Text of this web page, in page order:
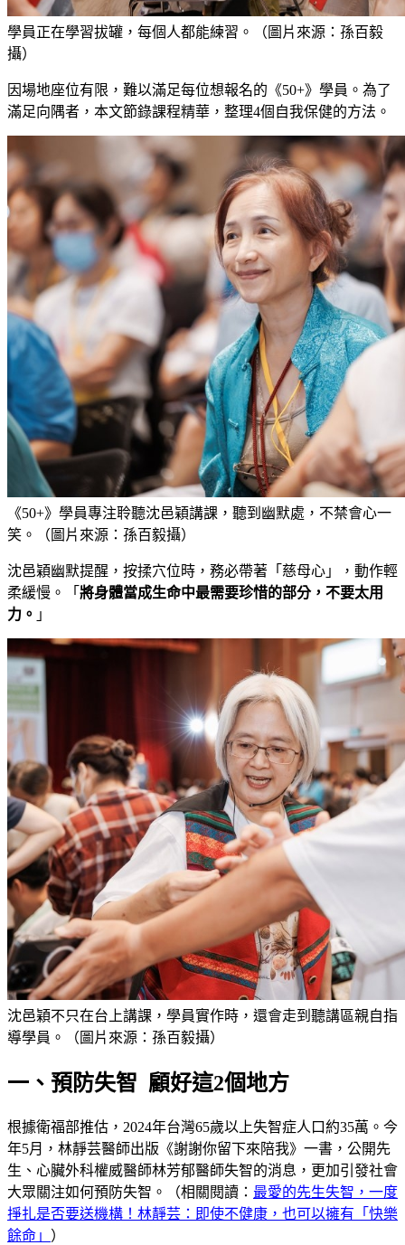
學員正在學習拔罐，每個人都能練習。（圖片來源：孫百毅
攝）
因場地座位有限，難以滿足每位想報名的《50+》學員。為了
滿足向隅者，本文節錄課程精華，整理4個自我保健的方法。
《50+》學員專注聆聽沈邑穎講課，聽到幽默處，不禁會心一
笑。（圖片來源：孫百毅攝）
沈邑穎幽默提醒，按揉穴位時，務必帶著「慈母心」，動作輕
柔緩慢。「 將身體當成生命中最需要珍惜的部分，不要太用
力。 」
沈邑穎不只在台上講課，學員實作時，還會走到聽講區親自指
導學員。（圖片來源：孫百毅攝）
一、預防失智 顧好這2個地方
根據衛福部推估，2024年台灣65歲以上失智症人口約35萬。今
年5月，林靜芸醫師出版《謝謝你留下來陪我》一書，公開先
生、心臟外科權威醫師林芳郁醫師失智的消息，更加引發社會
大眾關注如何預防失智。（相關閱讀： 最愛的先生失智，一度
掙扎是否要送機構！林靜芸：即使不健康，也可以擁有「快樂
餘命」 ）